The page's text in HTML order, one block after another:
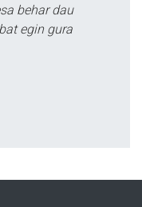
behar dau
egin gura